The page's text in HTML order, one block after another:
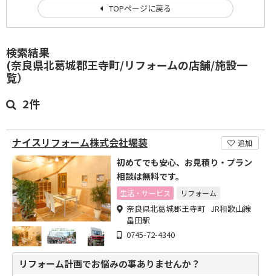
検索結果
(奈良県北葛城郡王寺町/リフォームの店舗/施設一
覧）
2件
ナイスリフォーム株式会社堀装 追加
初めてでも安心、お見積り・プラン
相談は無料です。
生活・サービス リフォーム
奈良県北葛城郡王寺町 JR和歌山線
畠田駅
0745-72-4340
リフォーム計画でお悩みの事ありませんか？
TOPページに戻る